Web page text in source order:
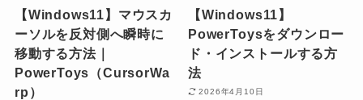
【Windows11】マウスカ
ーソルを反対側へ瞬時に
移動する方法｜
PowerToys（CursorWa
rp）
【Windows11】
PowerToysをダウンロー
ド・インストールする方
法
2026年4月10日